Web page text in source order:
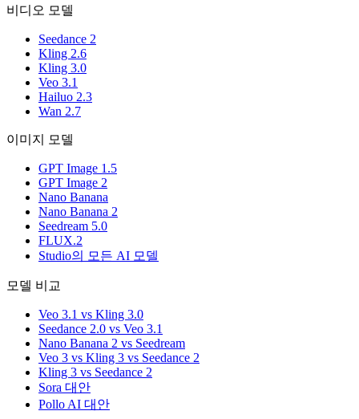
비디오 모델
Seedance 2
Kling 2.6
Kling 3.0
Veo 3.1
Hailuo 2.3
Wan 2.7
이미지 모델
GPT Image 1.5
GPT Image 2
Nano Banana
Nano Banana 2
Seedream 5.0
FLUX.2
Studio의 모든 AI 모델
모델 비교
Veo 3.1 vs Kling 3.0
Seedance 2.0 vs Veo 3.1
Nano Banana 2 vs Seedream
Veo 3 vs Kling 3 vs Seedance 2
Kling 3 vs Seedance 2
Sora 대안
Pollo AI 대안